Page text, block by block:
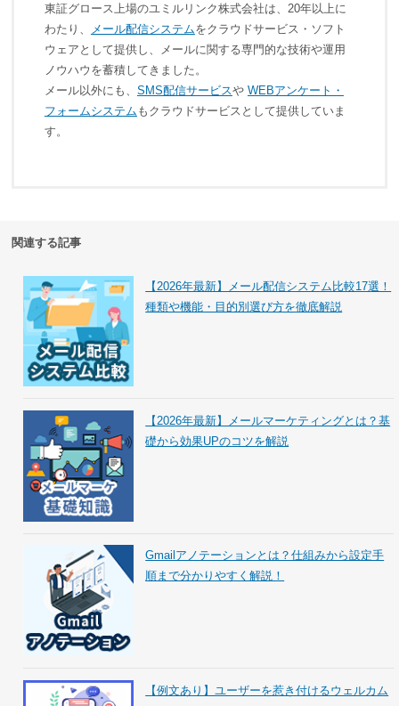
東証グロース上場のユミルリンク株式会社は、20年以上に
わたり、
メール配信システムをクラウドサービス・ソフト
ウェアとして提供し、メールに関する専門的な技術や運用
ノウハウを蓄積してきました。
メール以外にも、 SMS配信サービスや WEBアンケート・
フォームシステム もクラウドサービスとして提供していま
す。
関連する記事
【2026年最新】メール配信システム比較17選！
種類や機能・目的別選び方を徹底解説
【2026年最新】メールマーケティングとは？基
礎から効果UPのコツを解説
Gmailアノテーションとは？仕組みから設定手
順まで分かりやすく解説！
【例文あり】ユーザーを惹き付けるウェルカム